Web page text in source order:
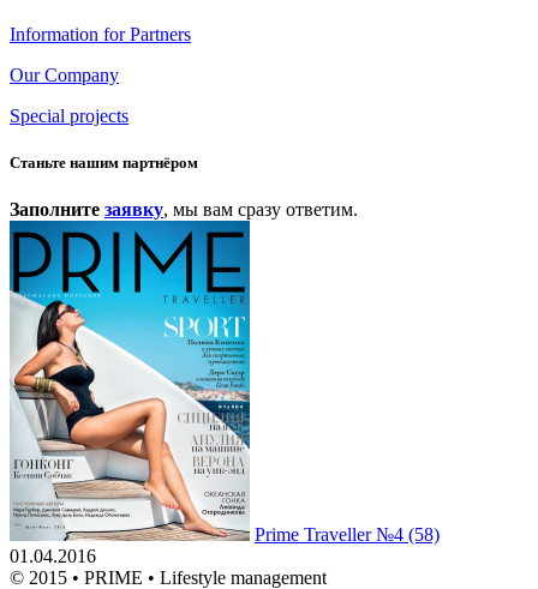
Information for Partners
Our Company
Special projects
Станьте нашим партнёром
Заполните заявку, мы вам сразу ответим.
Prime Traveller №4 (58)
01.04.2016
© 2015 • PRIME • Lifestyle management